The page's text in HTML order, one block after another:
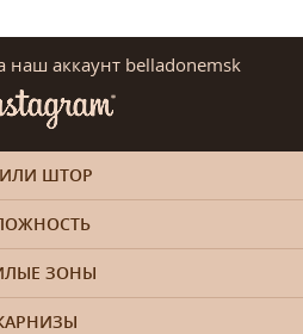
наш аккаунт belladonemsk
ШТОР
ЗОНЫ